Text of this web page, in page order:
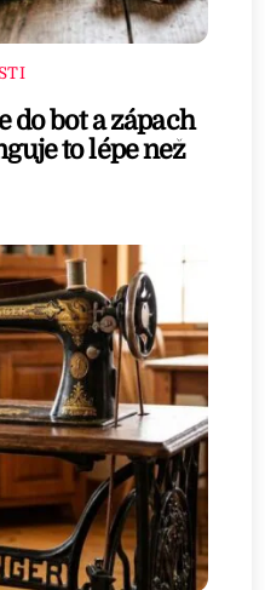
do bot a zápach
to lépe než